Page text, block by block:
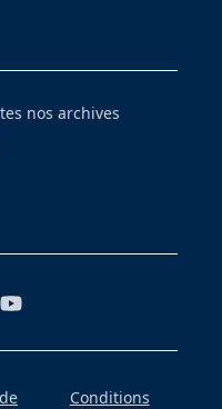
nos archives
Conditions